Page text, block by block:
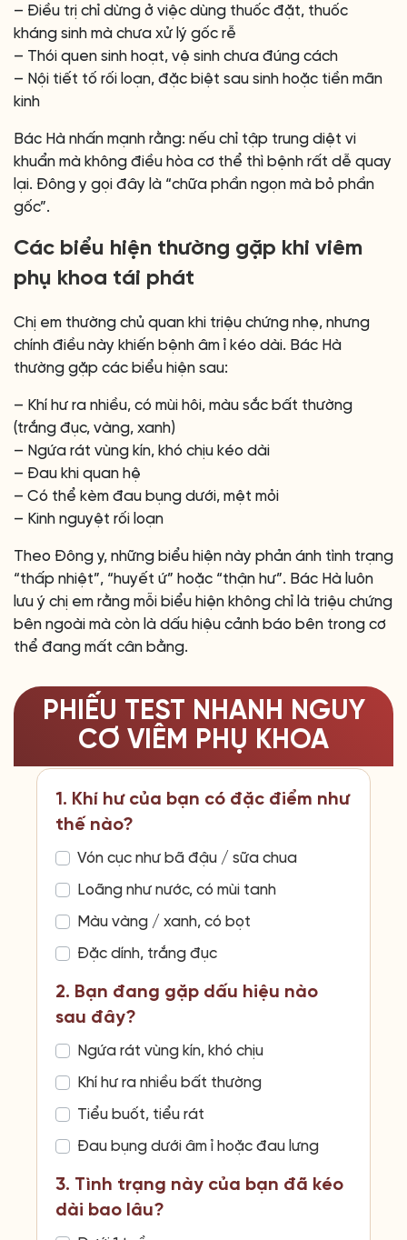
– Điều trị chỉ dừng ở việc dùng thuốc đặt, thuốc
kháng sinh mà chưa xử lý gốc rễ
– Thói quen sinh hoạt, vệ sinh chưa đúng cách
– Nội tiết tố rối loạn, đặc biệt sau sinh hoặc tiền mãn
kinh
Bác Hà nhấn mạnh rằng: nếu chỉ tập trung diệt vi
khuẩn mà không điều hòa cơ thể thì bệnh rất dễ quay
lại. Đông y gọi đây là “chữa phần ngọn mà bỏ phần
gốc”.
Các biểu hiện thường gặp khi viêm
phụ khoa tái phát
Chị em thường chủ quan khi triệu chứng nhẹ, nhưng
chính điều này khiến bệnh âm ỉ kéo dài. Bác Hà
thường gặp các biểu hiện sau:
– Khí hư ra nhiều, có mùi hôi, màu sắc bất thường
(trắng đục, vàng, xanh)
– Ngứa rát vùng kín, khó chịu kéo dài
– Đau khi quan hệ
– Có thể kèm đau bụng dưới, mệt mỏi
– Kinh nguyệt rối loạn
Theo Đông y, những biểu hiện này phản ánh tình trạng
“thấp nhiệt”, “huyết ứ” hoặc “thận hư”. Bác Hà luôn
lưu ý chị em rằng mỗi biểu hiện không chỉ là triệu chứng
bên ngoài mà còn là dấu hiệu cảnh báo bên trong cơ
thể đang mất cân bằng.
PHIẾU TEST NHANH NGUY
CƠ VIÊM PHỤ KHOA
1. Khí hư của bạn có đặc điểm như
thế nào?
Vón cục như bã đậu / sữa chua
Loãng như nước, có mùi tanh
Màu vàng / xanh, có bọt
Đặc dính, trắng đục
2. Bạn đang gặp dấu hiệu nào
sau đây?
Ngứa rát vùng kín, khó chịu
Khí hư ra nhiều bất thường
Tiểu buốt, tiểu rát
Đau bụng dưới âm ỉ hoặc đau lưng
3. Tình trạng này của bạn đã kéo
dài bao lâu?